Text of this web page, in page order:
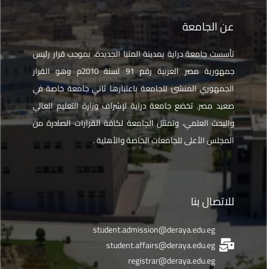
عن الجامعة
تأسست جامعة دراية بمدينة المنيا الجديدة، بموجب قرار رئيس
جمهورية مصر العربية رقم 91 لسنة 2010م وهو القرار
الجمهوري المنشئ للجامعة باعتبارها ثاني جامعة خاصة في
صعيد مصر. تخضع جامعة دراية لإشراف وزارة التعليم العالي
والبحث العلمي، وتمتثل الجامعة لكافة القرارات الصادرة من
المجلس الأعلى للجامعات الخاصة والأهلية .
للاتصال بنا
student.admission@deraya.edu.eg
student.affairs@deraya.edu.eg
registrar@deraya.edu.eg